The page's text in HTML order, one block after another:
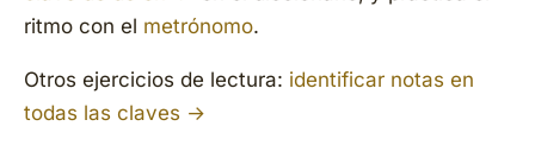
ritmo con el metrónomo.
Otros ejercicios de lectura: identificar notas en
todas las claves →